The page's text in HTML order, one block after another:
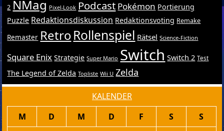
2 NMag Pixel-Look Podcast Pokémon Portierung
Puzzle Redaktionsdiskussion Redaktionsvoting Remake
Remaster RetroRollenspiel Rätsel Science-Fiction
Square Enix Strategie Super Mario Switch Switch 2 Test
The Legend of Zelda Topliste Wii U Zelda
KALENDER
M D M D F S
S